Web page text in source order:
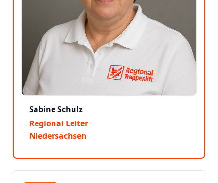
Sabine Schulz
Regional Leiter
Niedersachsen